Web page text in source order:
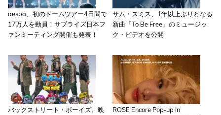
aespa、初のドームツアー4日間で
17万人を動員！サプライズ日本フ
ァンミーティング開催も発表！
サム・スミス、1年以上ぶりとなる
新曲「To Be Free」のミュージッ
ク・ビデオを公開
バックストリート・ボーイズ、映
ROSE Encore Pop-up in